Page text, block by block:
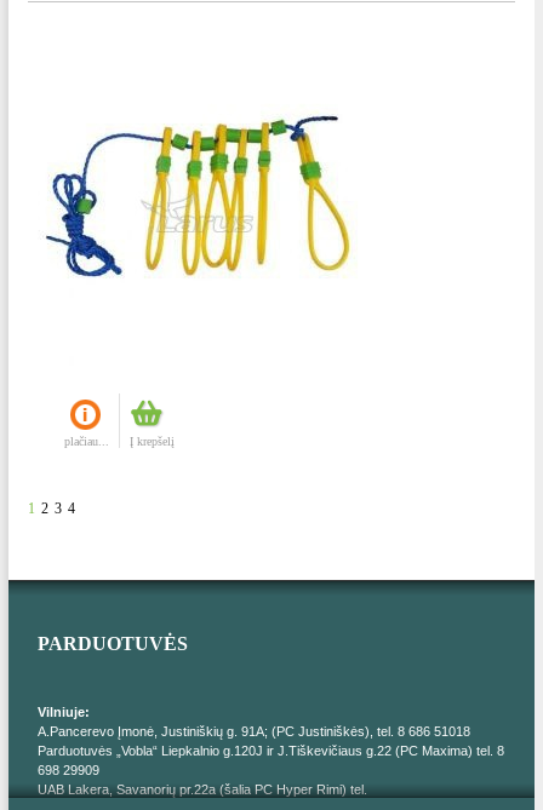
plačiau... Į krepšelį
1 2 3 4
PARDUOTUVĖS
Vilniuje:
A.Pancerevo Įmonė, Justiniškių g. 91A; (PC Justiniškės), tel. 8 686 51018
Parduotuvės „Vobla“ Liepkalnio g.120J ir J.Tiškevičiaus g.22 (PC Maxima) tel. 8
698 29909
UAB Lakera, Savanorių pr.22a (šalia PC Hyper Rimi) tel.